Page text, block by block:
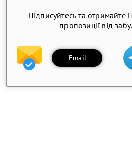
Підписуйтесь та
пропозиції від
Email